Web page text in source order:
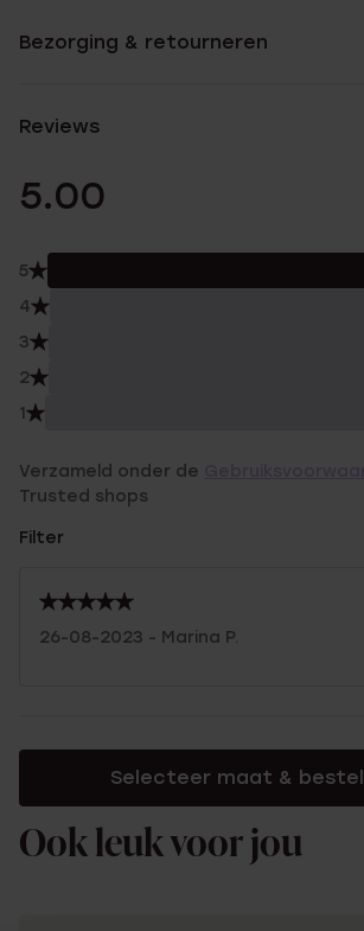
Bezorging & retourneren
Reviews
5.00
5
4
3
2
1
Verzameld onder de
Trusted shops
Filter
26-08-2023 - Marina P.
Selecteer maat & bestel
Ook leuk voor jou